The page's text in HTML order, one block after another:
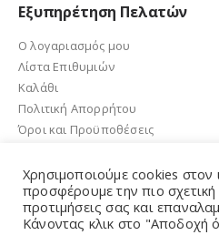
Εξυπηρέτηση Πελατών
Ο λογαριασμός μου
Λίστα Επιθυμιών
Καλάθι
Πολιτική Απορρήτου
Όροι και Προϋποθέσεις
e-sandalidis.gr 2021. Created by
Χρησιμοποιούμε cookies
προσφέρουμε την πιο σχετική
προτιμήσεις σας και
Κάνοντας κλικ στο "Αποδοχή